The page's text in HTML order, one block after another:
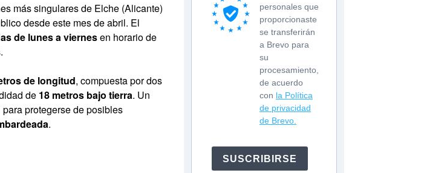
más singulares de Elche (Alicante)
desde este mes de abril. El
de lunes a viernesen horario de
de longitud, compuesta por dos
de 18 metros bajo tierra. Un
protegerse de posibles
.
personales que
proporcionaste
se transferirán
a Brevo para
su
procesamiento,
de acuerdo
con la Política
de privacidad
de Brevo.
SUSCRIBIRSE